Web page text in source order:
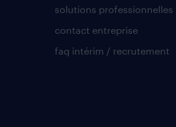
solutions professionnelles
contact entreprise
faq intérim / recrutement